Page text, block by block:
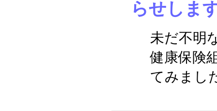
らせしま
未だ不明
健康保険
てみまし